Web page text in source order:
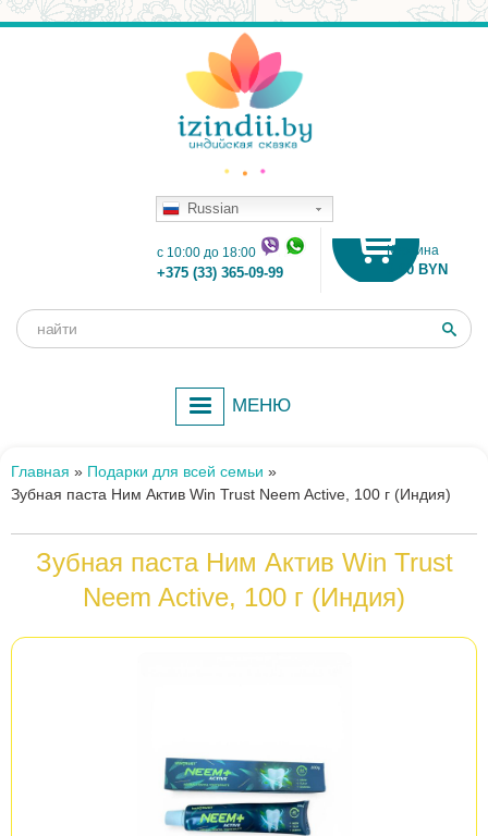
Russian
Корзина
0.00 BYN
c 10:00 до 18:00
+375 (33) 365-09-99
Форма
Поиск
МЕНЮ
Вы
здесь
Главная » Подарки для всей семьи »
Зубная паста Ним Актив Win Trust Neem Active, 100 г (Индия)
Зубная паста Ним Актив Win Trust
Neem Active, 100 г (Индия)